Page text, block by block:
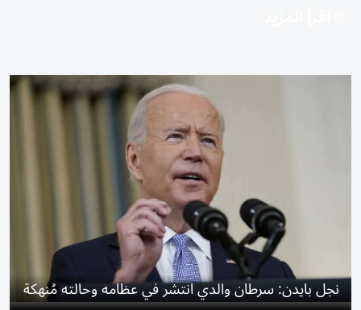
نجل بايدن: سرطان والدي انتشر في عظامه وحالته مُنهكة